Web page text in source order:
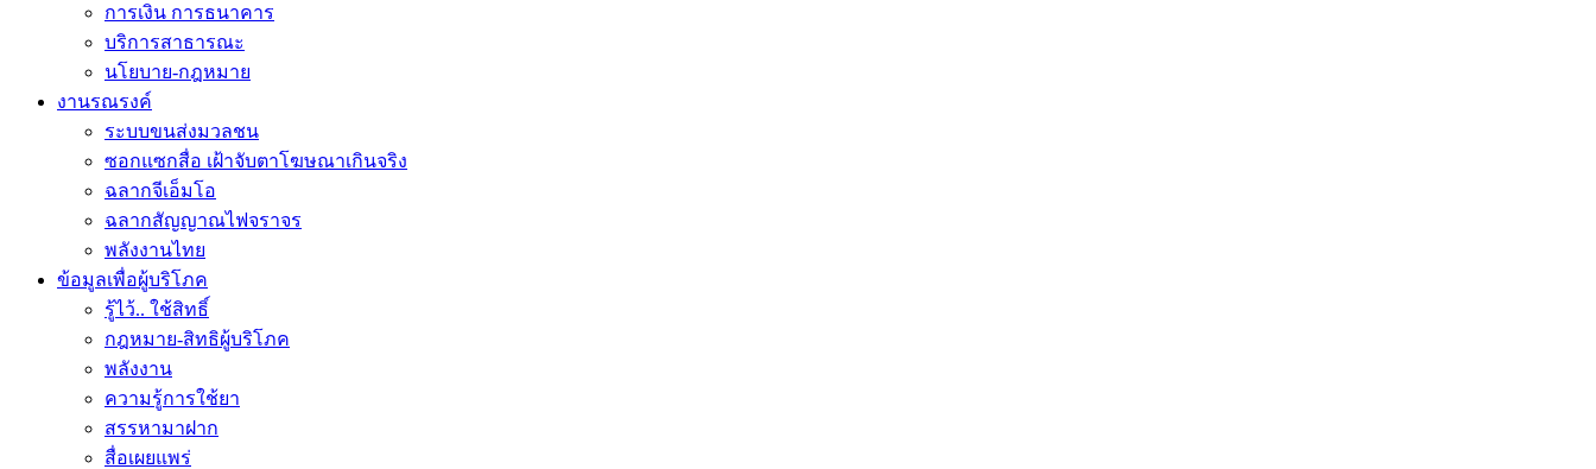
การเงิน การธนาคาร
บริการสาธารณะ
นโยบาย-กฎหมาย
งานรณรงค์
ระบบขนส่งมวลชน
ซอกแซกสื่อ เฝ้าจับตาโฆษณาเกินจริง
ฉลากจีเอ็มโอ
ฉลากสัญญาณไฟจราจร
พลังงานไทย
ข้อมูลเพื่อผู้บริโภค
รู้ไว้.. ใช้สิทธิ์
กฎหมาย-สิทธิผู้บริโภค
พลังงาน
ความรู้การใช้ยา
สรรหามาฝาก
สื่อเผยแพร่